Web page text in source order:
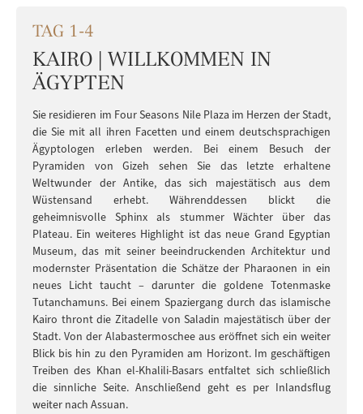
TAG 1-4
KAIRO | WILLKOMMEN IN
ÄGYPTEN
Sie residieren im Four Seasons Nile Plaza im Herzen der Stadt,
die Sie mit all ihren Facetten und einem deutschsprachigen
Ägyptologen erleben werden. Bei einem Besuch der
Pyramiden von Gizeh sehen Sie das letzte erhaltene
Weltwunder der Antike, das sich majestätisch aus dem
Wüstensand erhebt. Währenddessen blickt die
geheimnisvolle Sphinx als stummer Wächter über das
Plateau. Ein weiteres Highlight ist das neue Grand Egyptian
Museum, das mit seiner beeindruckenden Architektur und
modernster Präsentation die Schätze der Pharaonen in ein
neues Licht taucht – darunter die goldene Totenmaske
Tutanchamuns. Bei einem Spaziergang durch das islamische
Kairo thront die Zitadelle von Saladin majestätisch über der
Stadt. Von der Alabastermoschee aus eröffnet sich ein weiter
Blick bis hin zu den Pyramiden am Horizont. Im geschäftigen
Treiben des Khan el-Khalili-Basars entfaltet sich schließlich
die sinnliche Seite. Anschließend geht es per Inlandsflug
weiter nach Assuan.